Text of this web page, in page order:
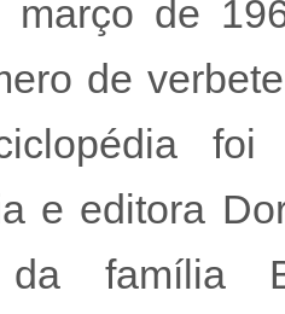
março de
de
e editora
da família